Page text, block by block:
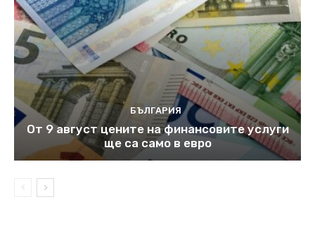
БЪЛГАРИЯ
От 9 август цените на финансовите услуги
ще са само в евро